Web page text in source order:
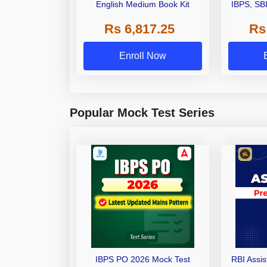
English Medium Book Kit
Rs 6,817.25
Enroll Now
IBPS,
Other
Popular Mock Test Series
IBPS PO 2026 Mock Test
RBI